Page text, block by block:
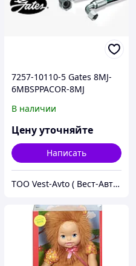
7257-10110-5 Gates 8MJ-
6MBSPPACOR-8MJ
В наличии
Цену уточняйте
Написать
ТОО Vest-Avto ( Вест-Авто )